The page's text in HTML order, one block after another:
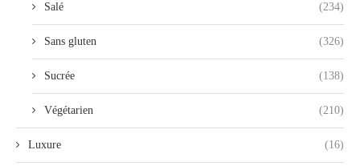
Salé (234)
Sans gluten (326)
Sucrée (138)
Végétarien (210)
Luxure (16)